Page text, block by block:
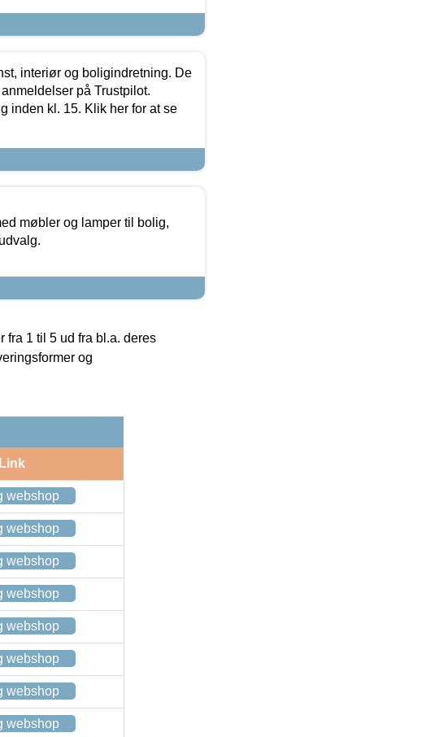
interiør og boligindretning. De
på Trustpilot.
inden kl. 15. Klik her for at se
møbler og lamper til bolig,
1 til 5 ud fra bl.a. deres
og
Link
webshop
webshop
webshop
webshop
webshop
webshop
webshop
webshop